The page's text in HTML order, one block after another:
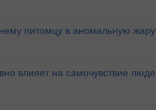
питомцу в аномальную
влияет на самочувствие